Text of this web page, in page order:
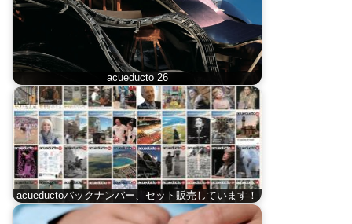
acueducto 26
acueductoバックナンバー、セット販売しています！